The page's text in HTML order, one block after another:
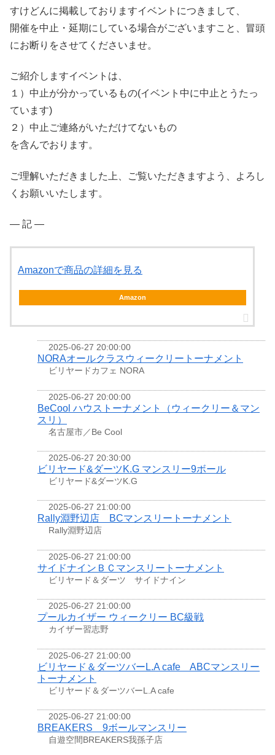
すけどんに掲載しておりますイベントにつきまして、
開催を中止・延期にしている場合がございますこと、冒頭
にお断りをさせてくださいませ。
ご紹介しますイベントは、
１）中止が分かっているもの(イベント中に中止とうたっ
ています)
２）中止ご連絡がいただけてないもの
を含んでおります。
ご理解いただきました上、ご覧いただきますよう、よろし
くお願いいたします。
― 記 ―
Amazonで商品の詳細を見る
Amazon
2025-06-27 20:00:00
NORAオールクラスウィークリートーナメント
ビリヤードカフェ NORA
2025-06-27 20:00:00
BeCool ハウストーナメント（ウィークリー＆マン
スリ）
名古屋市／Be Cool
2025-06-27 20:30:00
ビリヤード&ダーツK.G マンスリー9ボール
ビリヤード&ダーツK.G
2025-06-27 21:00:00
Rally淵野辺店 BCマンスリートーナメント
Rally淵野辺店
2025-06-27 21:00:00
サイドナインＢＣマンスリートーナメント
ビリヤード＆ダーツ サイドナイン
2025-06-27 21:00:00
プールカイザー ウィークリー BC級戦
カイザー習志野
2025-06-27 21:00:00
ビリヤード＆ダーツバーL.A cafe ABCマンスリー
トーナメント
ビリヤード＆ダーツバーL.A cafe
2025-06-27 21:00:00
BREAKERS 9ボールマンスリー
自遊空間BREAKERS我孫子店